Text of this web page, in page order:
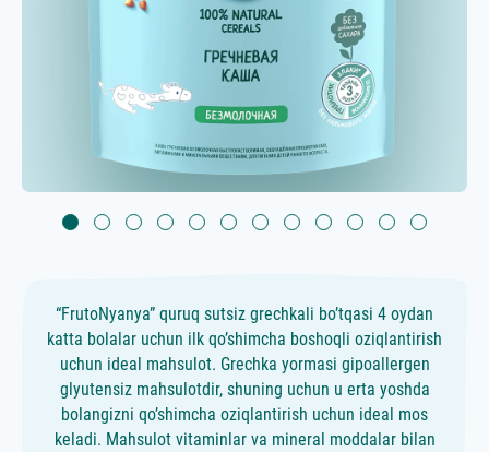
“FrutoNyanya” quruq sutsiz grechkali bo’tqasi 4 oydan
katta bolalar uchun ilk qo’shimcha boshoqli oziqlantirish
uchun ideal mahsulot. Grechka yormasi gipoallergen
glyutensiz mahsulotdir, shuning uchun u erta yoshda
bolangizni qo’shimcha oziqlantirish uchun ideal mos
keladi. Mahsulot vitaminlar va mineral moddalar bilan